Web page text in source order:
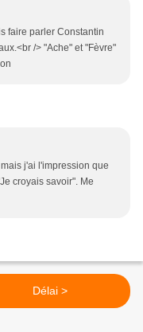
faire parler Constantin
/> "Ache" et "Fèvre"
j'ai l'impression que
croyais savoir". Me
Délai >